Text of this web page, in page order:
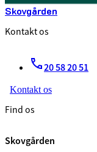
Skovgården
Kontakt os
20 58 20 51
Kontakt os
Find os
Skovgården